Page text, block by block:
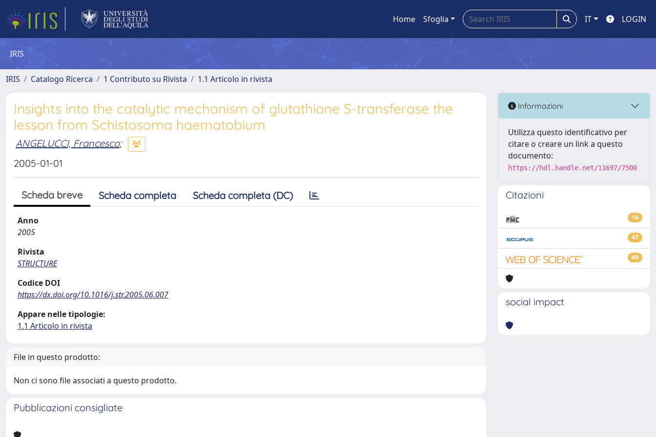
Home Sfoglia IT LOGIN
IRIS
IRIS Catalogo Ricerca 1 Contributo su Rivista 1.1 Articolo in rivista
Insights into the catalytic mechanism of glutathione S-transferase the
lesson from Schistosoma haematobium
ANGELUCCI, Francesco;
2005-01-01
Scheda breve Scheda completa Scheda completa (DC)
Anno
2005
Rivista
STRUCTURE
Codice DOI
https://dx.doi.org/10.1016/j.str.2005.06.007
Appare nelle tipologie:
1.1 Articolo in rivista
File in questo prodotto:
Non ci sono file associati a questo prodotto.
Pubblicazioni consigliate
Informazioni
Utilizza questo identificativo per
citare o creare un link a questo
documento:
https://hdl.handle.net/11697/7500
Citazioni
16
47
49
social impact